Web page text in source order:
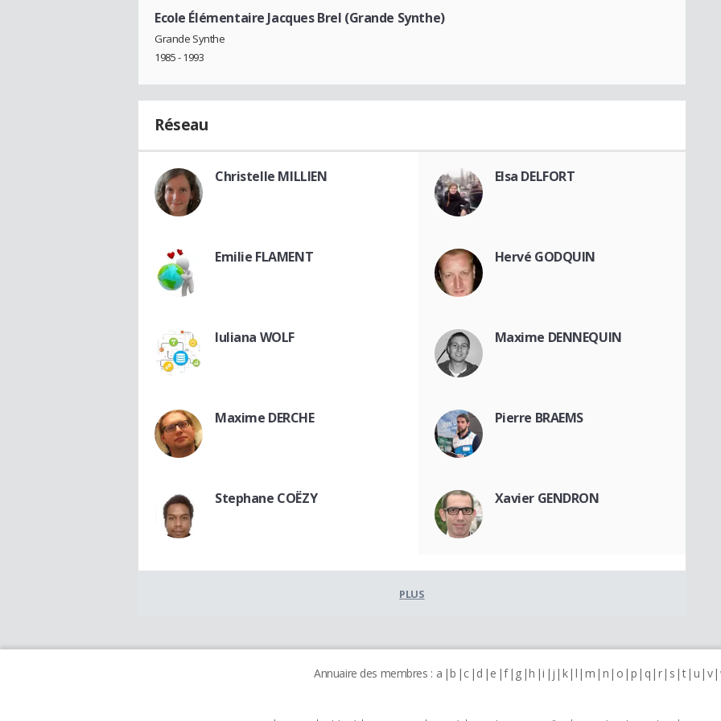
Ecole Élémentaire Jacques Brel (Grande Synthe)
Grande Synthe
1985 - 1993
Réseau
Christelle MILLIEN Elsa DELFORT
Emilie FLAMENT Hervé GODQUIN
Iuliana WOLF Maxime DENNEQUIN
Maxime DERCHE Pierre BRAEMS
Stephane COËZY Xavier GENDRON
PLUS
Annuaire des membres : a b c d e f g h i j k l m n o p q r s t u v